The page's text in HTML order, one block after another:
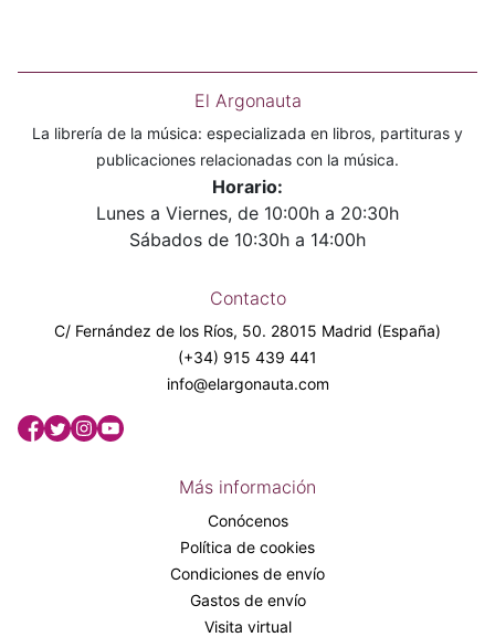
El Argonauta
La librería de la música: especializada en libros, partituras y
publicaciones relacionadas con la música.
Horario:
Lunes a Viernes, de 10:00h a 20:30h
Sábados de 10:30h a 14:00h
Contacto
C/ Fernández de los Ríos, 50. 28015 Madrid (España)
(+34) 915 439 441
info@elargonauta.com
Más información
Conócenos
Política de cookies
Condiciones de envío
Gastos de envío
Visita virtual